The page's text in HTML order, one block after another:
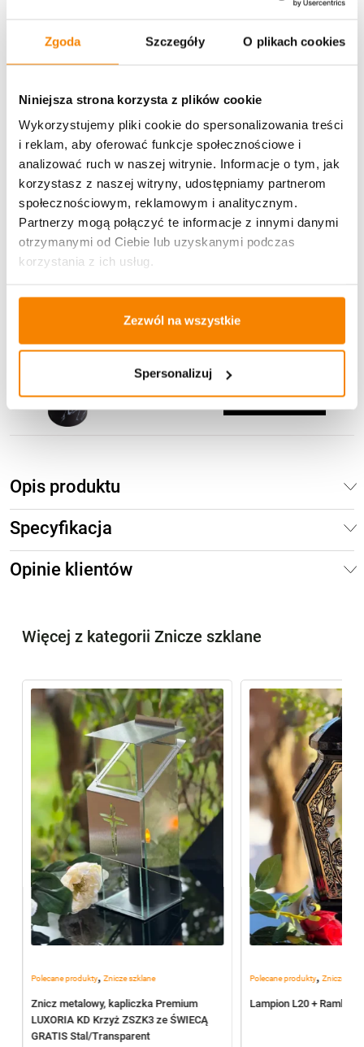
Zgoda Szczegóły O plikach cookies
Niniejsza strona korzysta z plików cookie
Wykorzystujemy pliki cookie do spersonalizowania treści
i reklam, aby oferować funkcje społecznościowe i
analizować ruch w naszej witrynie. Informacje o tym, jak
korzystasz z naszej witryny, udostępniamy partnerom
społecznościowym, reklamowym i analitycznym.
Partnerzy mogą połączyć te informacje z innymi danymi
otrzymanymi od Ciebie lub uzyskanymi podczas
korzystania z ich usług.
Zezwól na wszystkie
Spersonalizuj
hurtowniiPrzejdź do hurtowni B2B
Polecamy:
Świeca Led Trio Candle Silver
12,99
Świeca LED "Marmur" BLACK 5/23 (12,5cm)
Dodaj do koszyka
Opis produktu
Specyfikacja
Opinie klientów
Więcej z kategorii Znicze szklane
Polecane produkty, Znicze szklane
Znicz metalowy, kapliczka Premium
LUXORIA KD Krzyż ZSZK3 ze ŚWIECĄ
GRATIS Stal/Transparent
Polecane produkty,Znicze
Lampion L20 + Ramka